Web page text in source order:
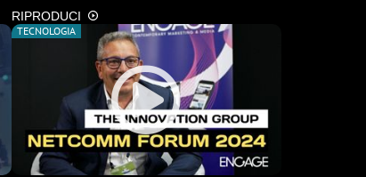
RIPRODUCI
TECNOLOGIA